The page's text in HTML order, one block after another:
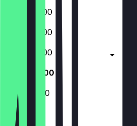
08:00 - 18:00
08:00 - 18:00
08:00 - 18:00
10:00 - 18:00
10:00 - 18:00